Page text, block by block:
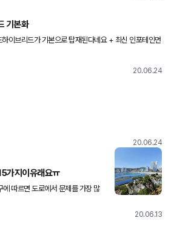
기본화
이브리드가 기본으로 탑재된다네요 + 최신 인포테인먼
20.06.24
20.06.24
가지이유래요ㅠ
따르면 도로에서 문제를 가장 많
를 소유한 35~50세 남성’이라
기적으로 오일을 교환하거나
20.06.13